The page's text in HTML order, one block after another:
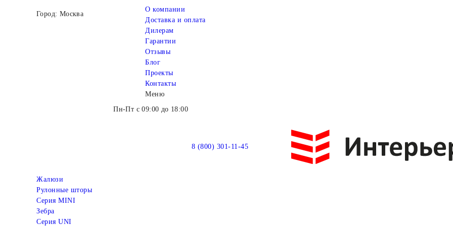
Город: Москва
О компании
Доставка и оплата
Дилерам
Гарантии
Отзывы
Блог
Проекты
Контакты
Меню
Пн-Пт с 09:00 до 18:00
8 (800) 301-11-45
Жалюзи
Рулонные шторы
Серия MINI
Зебра
Серия UNI